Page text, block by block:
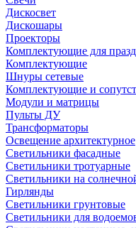
Дискосвет
Дискошары
Проекторы
Комплектующие для
Комплектующие
Шнуры сетевые
Комплектующие и
Модули и матрицы
Пульты ДУ
Трансформаторы
Освещение архитектурное
Светильники фасадные
Светильники тротуарные
Светильники на
Гирлянды
Светильники грунтовые
Светильники для